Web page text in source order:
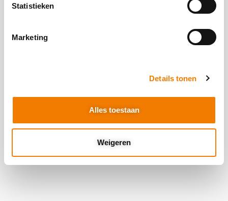
Statistieken
Marketing
Details tonen
Alles toestaan
Weigeren